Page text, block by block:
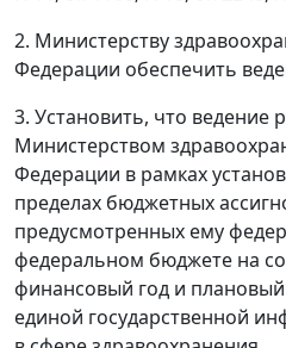
2. Министерству
Федерации обеспечить
3. Установить, что ведение
Министерством
Федерации в рамках
пределах бюджетных
предусмотренных ему
федеральном бюджете на
финансовый год и
единой государственной